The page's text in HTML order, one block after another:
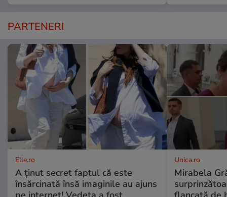
PARTENERI
Elle.ro
A ținut secret faptul că este
însărcinată însă imaginile au ajuns
Unica.ro
Mirabela